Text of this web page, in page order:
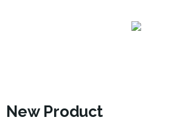
New Product